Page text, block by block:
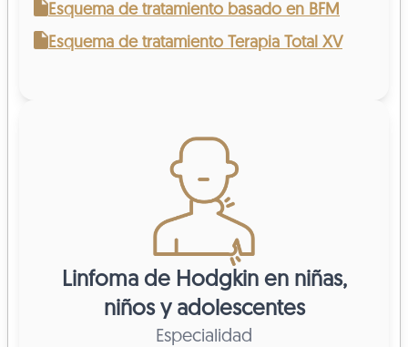
Esquema de tratamiento basado en BFM
Esquema de tratamiento Terapia Total XV
Linfoma de Hodgkin en niñas,
niños y adolescentes
Especialidad